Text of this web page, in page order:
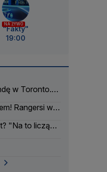
NA ŻYWO
"Fakty"
19:00
w Toronto.
Rangersi w
"Na to liczą